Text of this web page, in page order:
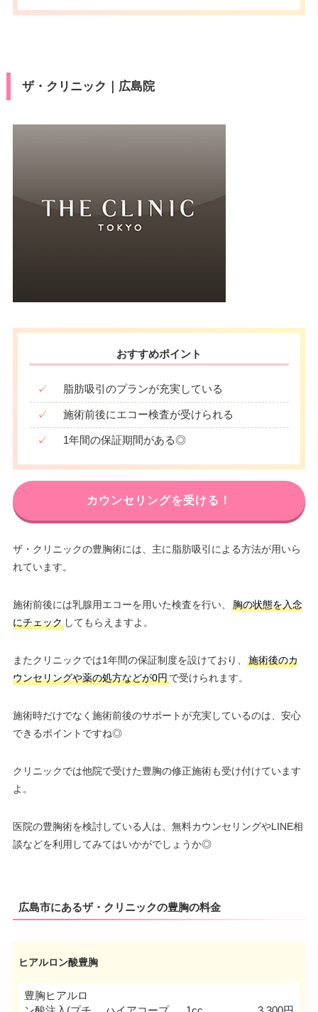
ザ・クリニック｜広島院
おすすめポイント
✓ 脂肪吸引のプランが充実している
✓ 施術前後にエコー検査が受けられる
✓ 1年間の保証期間がある◎
カウンセリングを受ける！
ザ・クリニックの豊胸術には、主に脂肪吸引による方法が用いら
れています。
施術前後には乳腺用エコーを用いた検査を行い、
胸の状態を入念
にチェックしてもらえますよ。
またクリニックでは1年間の保証制度を設けており、
施術後のカ
ウンセリングや薬の処方などが0円で受けられます。
施術時だけでなく施術前後のサポートが充実しているのは、安心
できるポイントですね◎
クリニックでは他院で受けた豊胸の修正施術も受け付けています
よ。
医院の豊胸術を検討している人は、無料カウンセリングやLINE相
談などを利用してみてはいかがでしょうか◎
広島市にあるザ・クリニックの豊胸の料金
ヒアルロン酸豊胸
豊胸ヒアルロ